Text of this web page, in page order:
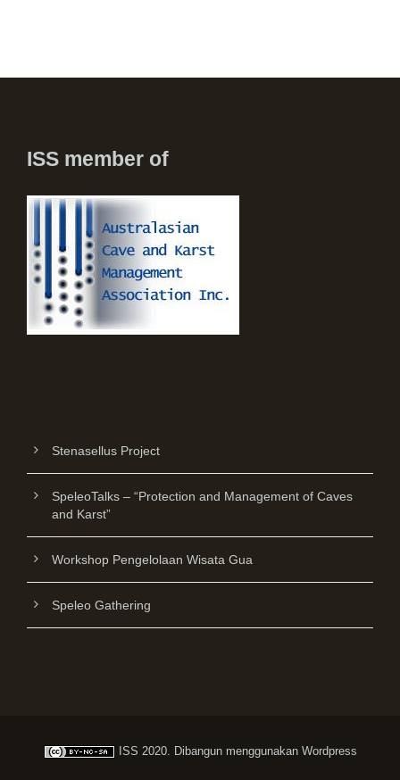
ISS member of
Stenasellus Project
SpeleoTalks – “Protection and Management of Caves
and Karst”
Workshop Pengelolaan Wisata Gua
Speleo Gathering
ISS 2020. Dibangun menggunakan Wordpress